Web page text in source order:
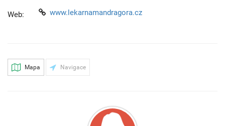
Web: www.lekarnamandragora.cz
Mapa Navigace